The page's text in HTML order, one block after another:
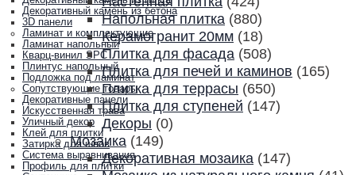
Декоративный камень из бетона
3D панели
Ламинат и комплектующие
Ламинат напольный
Кварц-винил SPC
Плинтус напольный
Подложка под ламинат
Сопутствующие товары
Декоративные панели
Искусственная трава
Уличный декор
Клей для плитки
Затирка для швов
Система выравнивания
Профиль для плитки
Напольная плитка (880)
Керамогранит 20мм (18)
Плитка для фасада (508)
Плитка для печей и каминов (165)
Плитка для террасы (650)
Плитка для ступеней (147)
Декоры (0)
Мозаика (149)
Декоративная мозаика (147)